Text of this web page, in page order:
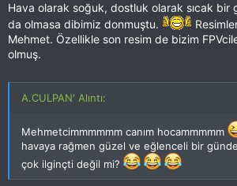
Hava olarak soğuk, dostluk olarak sıcak bir
da olmasa dibimiz donmuştu.
Mehmet. Özellikle son resim de bizim
olmuş.
A.CULPAN' Alıntı:
Mehmetcimmmmmm canım hocammmmm
havaya rağmen güzel ve eğlenceli bir
çok ilginçti değil mi?